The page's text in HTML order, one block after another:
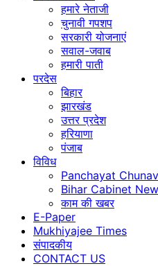
हमारे नेताजी
चुनावी गपशप
सरकारी योजनाएं
सवाल-जवाब
हमारी पाती
परदेस
बिहार
झारखंड
उत्तर प्रदेश
हरियाणा
पंजाब
विविध
Panchayat
Bihar Cabinet
काम की खबर
E-Paper
Mukhiyajee Times
संपादकीय
CONTACT US